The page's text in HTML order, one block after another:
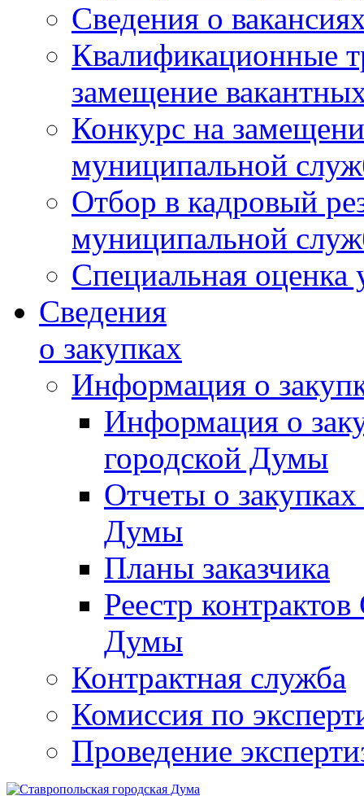
Сведения о
Квалификационные
замещение
Конкурс на
муниципальной
Отбор в кадровый
муниципальной
Специальная оценка
Сведения
о закупках
Информация о
Информация о
городской Думы
Отчеты о
Думы
Планы заказчика
Реестр
Думы
Контрактная служба
Комиссия по
Проведение